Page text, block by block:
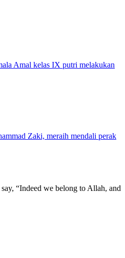
Amal kelas IX putri melakukan
Zaki, meraih mendali perak
“Indeed we belong to Allah, and